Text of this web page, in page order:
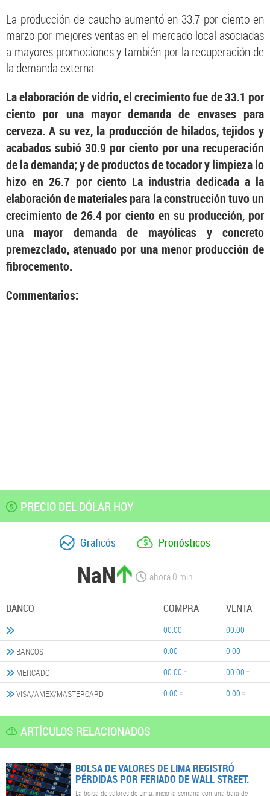
La producción de caucho aumentó en 33.7 por ciento en
marzo por mejores ventas en el mercado local asociadas
a mayores promociones y también por la recuperación de
la demanda externa.
La elaboración de vidrio, el crecimiento fue de 33.1 por
ciento por una mayor demanda de envases para
cerveza. A su vez, la producción de hilados, tejidos y
acabados subió 30.9 por ciento por una recuperación
de la demanda; y de productos de tocador y limpieza lo
hizo en 26.7 por ciento La industria dedicada a la
elaboración de materiales para la construcción tuvo un
crecimiento de 26.4 por ciento en su producción, por
una mayor demanda de mayólicas y concreto
premezclado, atenuado por una menor producción de
fibrocemento.
Commentarios:
PRECIO DEL DÓLAR HOY
Graficós Pronósticos
NaN ahora0 min
BANCO COMPRA VENTA
00.00
00.00
BANCOS
0.00
0.00
MERCADO
00.00
00.00
VISA/AMEX/MASTERCARD
0.00 0.00
ARTÍCULOS RELACIONADOS
BOLSA DE VALORES DE LIMA REGISTRÓ
PÉRDIDAS POR FERIADO DE WALL STREET.
La bolsa de valores de Lima, inicio la semana con una baja de